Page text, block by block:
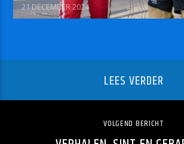
21 DECEMBER 2024
LEES VERDER
VOLGEND BERICHT